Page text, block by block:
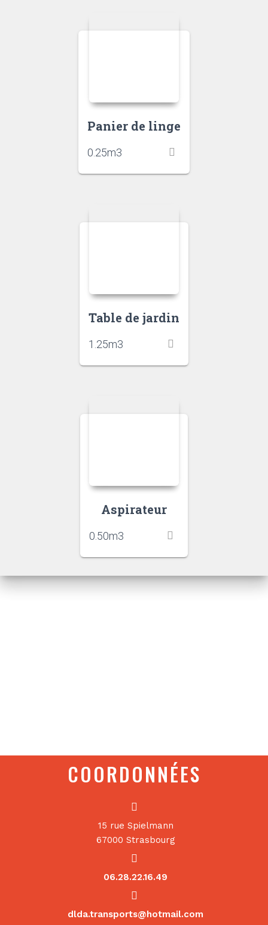
Panier de linge
0.25m3
Table de jardin
1.25m3
Aspirateur
0.50m3
COORDONNÉES
15 rue Spielmann
67000 Strasbourg
06.28.22.16.49
dlda.transports@hotmail.com